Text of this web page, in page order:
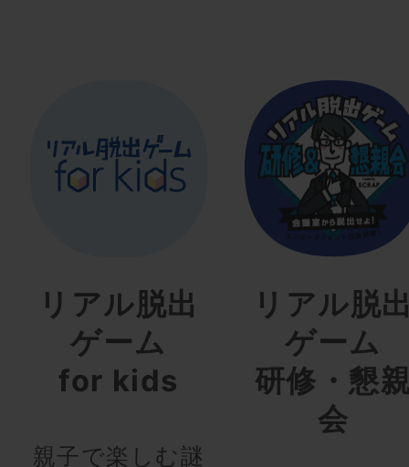
リアル脱出
ゲーム
for kids
親子で楽しむ謎
リアル脱
ゲーム
研修・懇
会